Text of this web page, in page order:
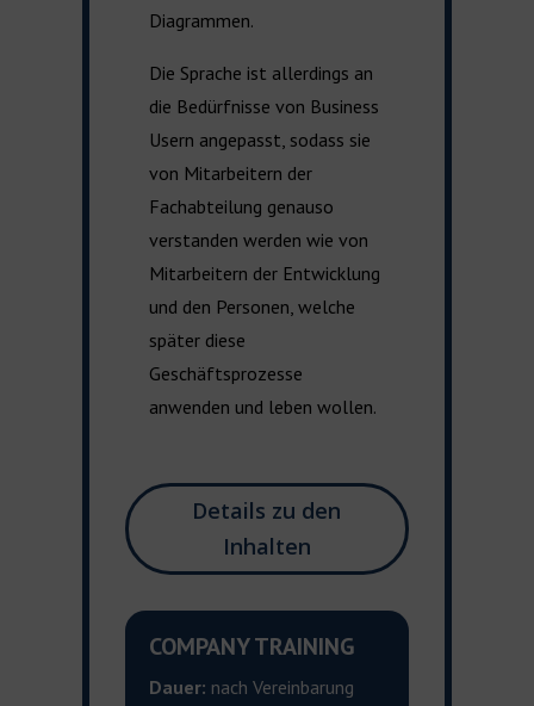
Diagrammen.
Die Sprache ist allerdings an
die Bedürfnisse von Business
Usern angepasst, sodass sie
von Mitarbeitern der
Fachabteilung genauso
verstanden werden wie von
Mitarbeitern der Entwicklung
und den Personen, welche
später diese
Geschäftsprozesse
anwenden und leben wollen.
Details zu den
Inhalten
COMPANY TRAINING
Dauer: nach Vereinbarung